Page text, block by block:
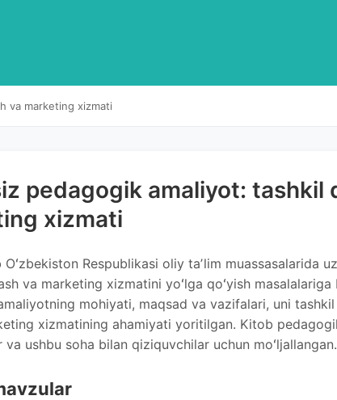
va marketing xizmati
pedagogik amaliyot: tashkil
xizmati
Respublikasi oliy taʼlim muassasalarida
va marketing xizmatini yoʻlga qoʻyish
mohiyati, maqsad va vazifalari, uni
xizmatining ahamiyati yoritilgan. Kitob
va ushbu soha bilan qiziquvchilar uchun moʻljallangan.